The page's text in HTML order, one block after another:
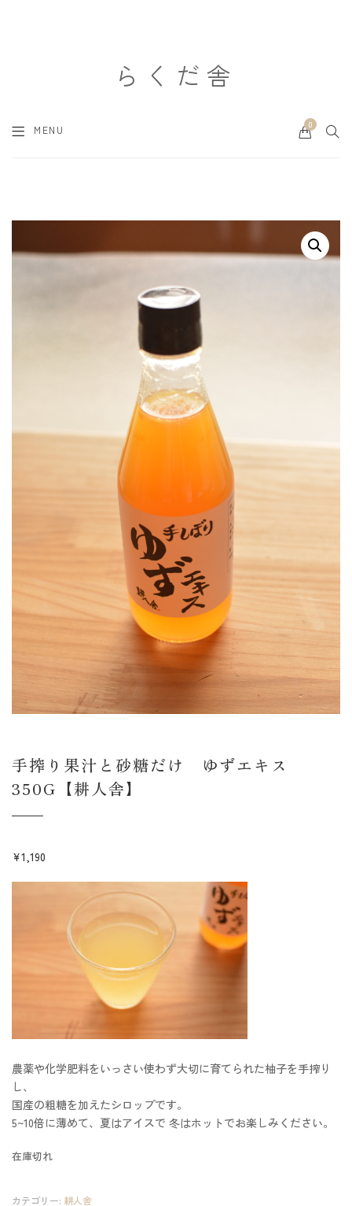
らくだ舎
MENU Cart
0
手搾り果汁と砂糖だけ ゆずエキス
350G【耕人舎】
¥1,190
農薬や化学肥料をいっさい使わず大切に育てられた柚子を手搾り
し、
国産の粗糖を加えたシロップです。
5~10倍に薄めて、夏はアイスで 冬はホットでお楽しみください。
在庫切れ
カテゴリー: 耕人舎